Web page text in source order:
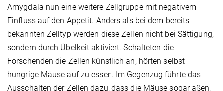
Amygdala nun eine weitere Zellgruppe mit negativem
Einfluss auf den Appetit. Anders als bei dem bereits
bekannten Zelltyp werden diese Zellen nicht bei Sättigung,
sondern durch Übelkeit aktiviert. Schalteten die
Forschenden die Zellen künstlich an, hörten selbst
hungrige Mäuse auf zu essen. Im Gegenzug führte das
Ausschalten der Zellen dazu, dass die Mäuse sogar aßen,